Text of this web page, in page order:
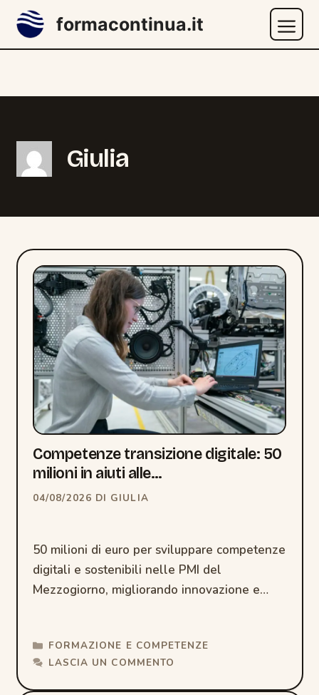
formacontinua.it
Menu
Giulia
Competenze transizione digitale: 50
milioni in aiuti alle…
04/08/2026 DI GIULIA
50 milioni di euro per sviluppare competenze
digitali e sostenibili nelle PMI del
Mezzogiorno, migliorando innovazione e
CATEGORIE
FORMAZIONE E COMPETENZE
LASCIA UN COMMENTO